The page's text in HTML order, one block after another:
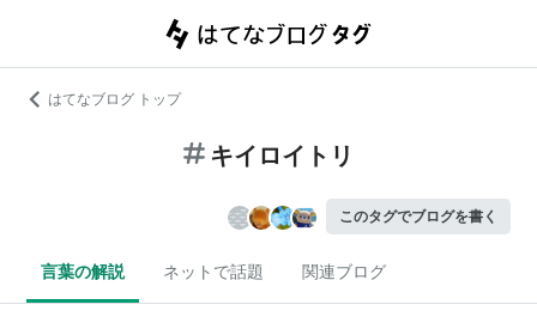
はてなブログ トップ
キイロイトリ
このタグでブログを書く
言葉の解説 ネットで話題 関連ブログ